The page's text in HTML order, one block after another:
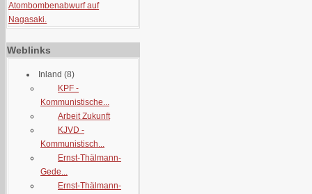
Atombombenabwurf auf
Nagasaki.
Weblinks
Inland (8)
KPF -
Kommunistische...
Arbeit Zukunft
KJVD -
Kommunistisch...
Ernst-Thälmann-
Gede...
Ernst-Thälmann-